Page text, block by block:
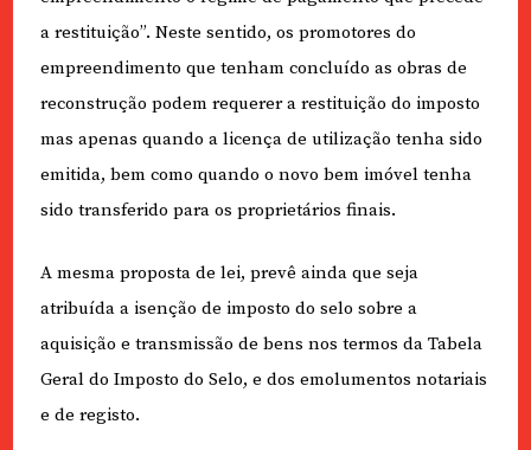
a restituição”. Neste sentido, os promotores do
empreendimento que tenham concluído as obras de
reconstrução podem requerer a restituição do imposto
mas apenas quando a licença de utilização tenha sido
emitida, bem como quando o novo bem imóvel tenha
sido transferido para os proprietários finais.
A mesma proposta de lei, prevê ainda que seja
atribuída a isenção de imposto do selo sobre a
aquisição e transmissão de bens nos termos da Tabela
Geral do Imposto do Selo, e dos emolumentos notariais
e de registo.